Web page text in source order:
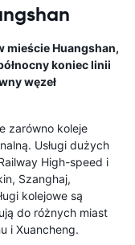
mieście Huangshan,
koniec linii
węzeł
zarówno koleje
Usługi dużych
High-speed i
Szanghaj,
kolejowe są
do różnych miast
i Xuancheng.